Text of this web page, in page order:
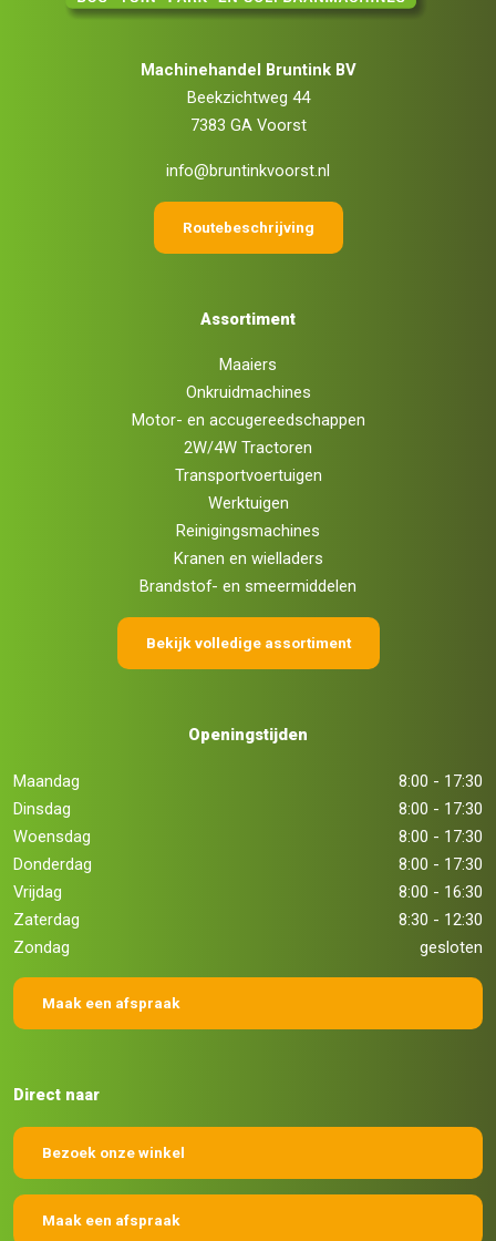
Machinehandel Bruntink BV
Beekzichtweg 44
7383 GA Voorst
info@bruntinkvoorst.nl
Routebeschrijving
Assortiment
Maaiers
Onkruidmachines
Motor- en accugereedschappen
2W/4W Tractoren
Transportvoertuigen
Werktuigen
Reinigingsmachines
Kranen en wielladers
Brandstof- en smeermiddelen
Bekijk volledige assortiment
Openingstijden
Maandag
8:00 - 17:30
Dinsdag
8:00 - 17:30
Woensdag
8:00 - 17:30
Donderdag
8:00 - 17:30
Vrijdag
8:00 - 16:30
Zaterdag
8:30 - 12:30
Zondag
gesloten
Maak een afspraak
Direct naar
Bezoek onze winkel
Maak een afspraak